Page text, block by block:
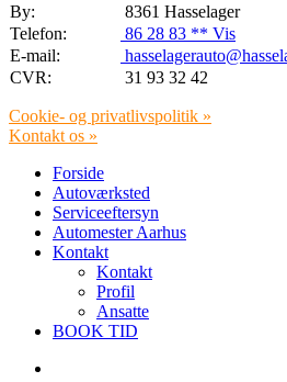
By:
8361 Hasselager
Telefon:
86 28 83 ** Vis
E-mail:
CVR:
31 93 32 42
Cookie- og privatlivspolitik »
Kontakt os »
Forside
Autoværksted
Serviceeftersyn
Automester Aarhus
Kontakt
Kontakt
Profil
Ansatte
BOOK TID